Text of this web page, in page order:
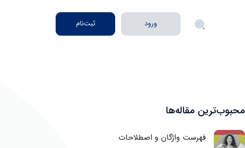
ورود ثبت‌نام
محبوب‌ترین‌ مقاله‌ها
فهرست واژگان و اصطلاحات